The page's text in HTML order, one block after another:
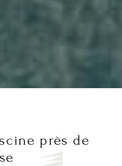
près de